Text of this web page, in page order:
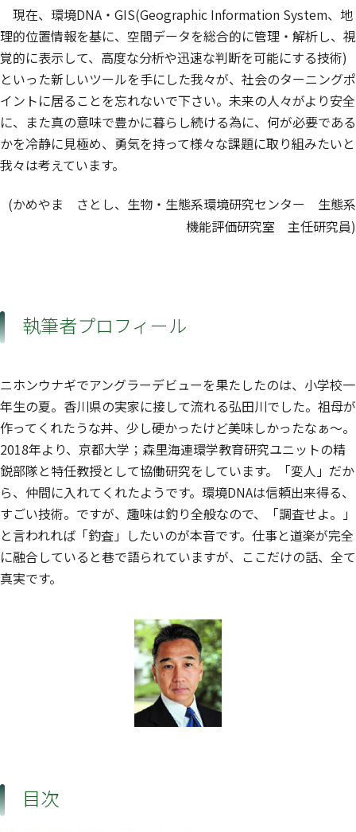
現在、環境DNA・GIS(Geographic Information System、地
理的位置情報を基に、空間データを総合的に管理・解析し、視
覚的に表示して、高度な分析や迅速な判断を可能にする技術)
といった新しいツールを手にした我々が、社会のターニングポ
イントに居ることを忘れないで下さい。未来の人々がより安全
に、また真の意味で豊かに暮らし続ける為に、何が必要である
かを冷静に見極め、勇気を持って様々な課題に取り組みたいと
我々は考えています。
(かめやま さとし、生物・生態系環境研究センター 生態系
機能評価研究室 主任研究員)
執筆者プロフィール
ニホンウナギでアングラーデビューを果たしたのは、小学校一
年生の夏。香川県の実家に接して流れる弘田川でした。祖母が
作ってくれたうな丼、少し硬かったけど美味しかったなぁ～。
2018年より、京都大学；森里海連環学教育研究ユニットの精
鋭部隊と特任教授として協働研究をしています。「変人」だか
ら、仲間に入れてくれたようです。環境DNAは信頼出来得る、
すごい技術。ですが、趣味は釣り全般なので、「調査せよ。」
と言われれば「釣査」したいのが本音です。仕事と道楽が完全
に融合していると巷で語られていますが、ここだけの話、全て
真実です。
目次